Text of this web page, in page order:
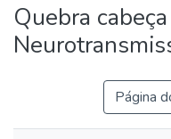
Estatísticas
Autoarquivamento
Sobre o RI-UFCSPA
Quebra
Página